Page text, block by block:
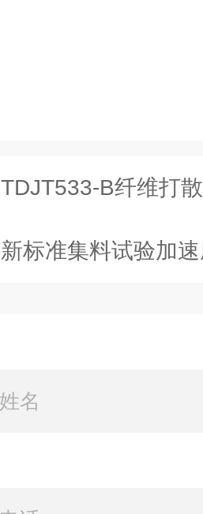
TDJT533-B纤维打
新标准集料试验加